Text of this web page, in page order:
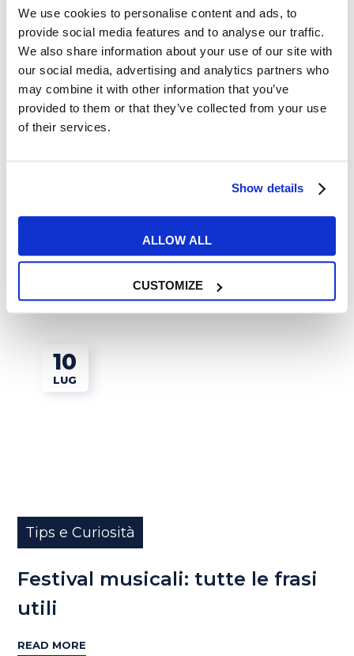
We use cookies to personalise content and ads, to
provide social media features and to analyse our traffic.
We also share information about your use of our site with
our social media, advertising and analytics partners who
may combine it with other information that you’ve
provided to them or that they’ve collected from your use
of their services.
Show details
ALLOW ALL
CUSTOMIZE
18 parole inglesi sofisticate che
dovresti cominciare ad usare
READ MORE
10
LUG
Tips e Curiosità
Festival musicali: tutte le frasi
utili
READ MORE